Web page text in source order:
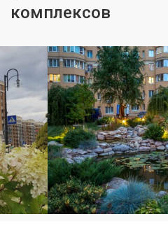
комплексов